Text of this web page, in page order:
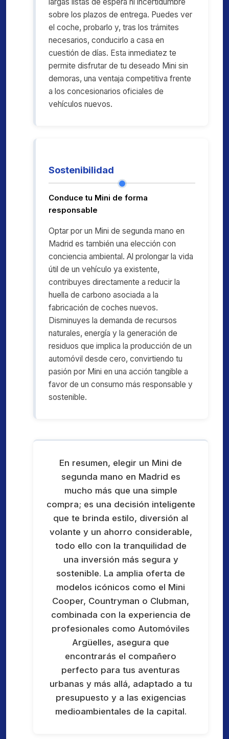
sobre los plazos de entrega. Puedes ver
el coche, probarlo y, tras los trámites
necesarios, conducirlo a casa en
cuestión de días. Esta inmediatez te
permite disfrutar de tu deseado Mini sin
demoras, una ventaja competitiva frente
a los concesionarios oficiales de
vehículos nuevos.
Sostenibilidad
Conduce tu Mini de forma
responsable
Optar por un Mini de segunda mano en
Madrid es también una elección con
conciencia ambiental. Al prolongar la vida
útil de un vehículo ya existente,
contribuyes directamente a reducir la
huella de carbono asociada a la
fabricación de coches nuevos.
Disminuyes la demanda de recursos
naturales, energía y la generación de
residuos que implica la producción de un
automóvil desde cero, convirtiendo tu
pasión por Mini en una acción tangible a
favor de un consumo más responsable y
sostenible.
En resumen, elegir un Mini de
segunda mano en Madrid es
mucho más que una simple
compra; es una decisión inteligente
que te brinda estilo, diversión al
volante y un ahorro considerable,
todo ello con la tranquilidad de
una inversión más segura y
sostenible. La amplia oferta de
modelos icónicos como el Mini
Cooper, Countryman o Clubman,
combinada con la experiencia de
profesionales como Automóviles
Argüelles, asegura que
encontrarás el compañero
perfecto para tus aventuras
urbanas y más allá, adaptado a tu
presupuesto y a las exigencias
medioambientales de la capital.